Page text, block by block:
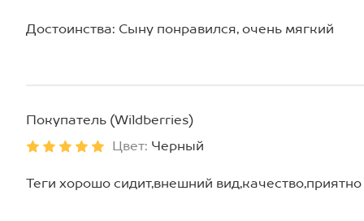
Достоинства: Сыну понравился, очень мягкий
Покупатель (Wildberries)
Цвет: Черный
Теги хорошо сидит,внешний